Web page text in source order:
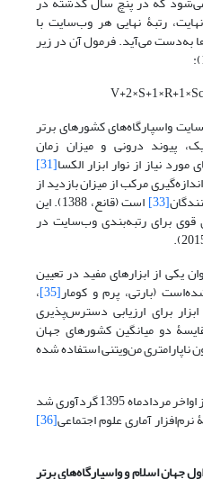
رتبۀ نهایی هر وب‌سایت با
به‌دست می‌آید. فرمول آن در زیر
واسپارگاه‌های کشورهای برتر
پیوند درونی و میزان زمان
نیاز از نوار ابزار الکسا[31]
مرکب از میزان بازدید از
[33] است (قانع، 1388). این
قوی برای رتبه‌بندی وب‌سایت در
یکی از ابزارهای مفید در تعیین
(بارتی، پرم و کومار[35] ،
برای ارزیابی دسترس‌پذیری
دو میانگین کشورهای جهان
ناپارامتری من‌ویتنی استفاده شده
لازم به‌ذکر است، داده‌های مورد نیاز اواخر مردادماه 1395 گردآوری شد
نرم‌افزار آماری علوم اجتماعی[36]
جهان اسلام و واسپارگاههای برتر